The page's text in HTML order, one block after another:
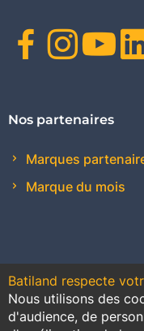
Nos partenaires
Marques
Marque du mois
Contact
Batiland respecte
Nous utilisons des
d'audience, de